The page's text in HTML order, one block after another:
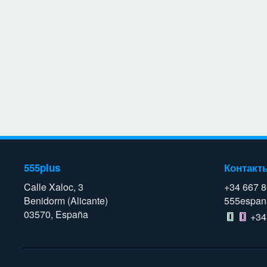
555plus
Calle Xaloc, 3
Benidorm (Alicante)
03570, España
+34 667